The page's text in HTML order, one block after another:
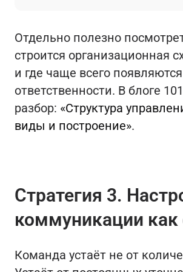
Отдельно полезно
строится организационная
и где чаще всего
ответственности. В блоге
разбор: «Структура
виды и построение».
Стратегия 3.
коммуникации как
Команда устаёт не от